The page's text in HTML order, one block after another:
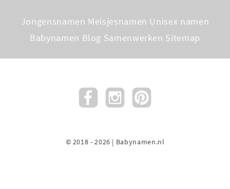
Jongensnamen Meisjesnamen Unisex namen
Babynamen Blog Samenwerken Sitemap
© 2018 - 2026 | Babynamen.nl